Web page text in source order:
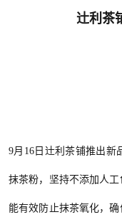
辻利茶
9月16日辻利茶铺推出新
抹茶粉，坚持不添加人工
能有效防止抹茶氧化，